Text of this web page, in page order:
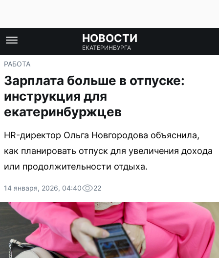
НОВОСТИ
ЕКАТЕРИНБУРГА
РАБОТА
Зарплата больше в отпуске:
инструкция для
екатеринбуржцев
HR-директор Ольга Новгородова объяснила,
как планировать отпуск для увеличения дохода
или продолжительности отдыха.
14 января, 2026, 04:40 22